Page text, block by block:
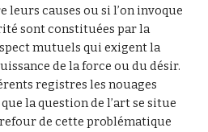
leurs causes ou si l’on invoque
sont constituées par la
mutuels qui exigent la
de la force ou du désir.
registres les nouages
la question de l’art se situe
de cette problématique